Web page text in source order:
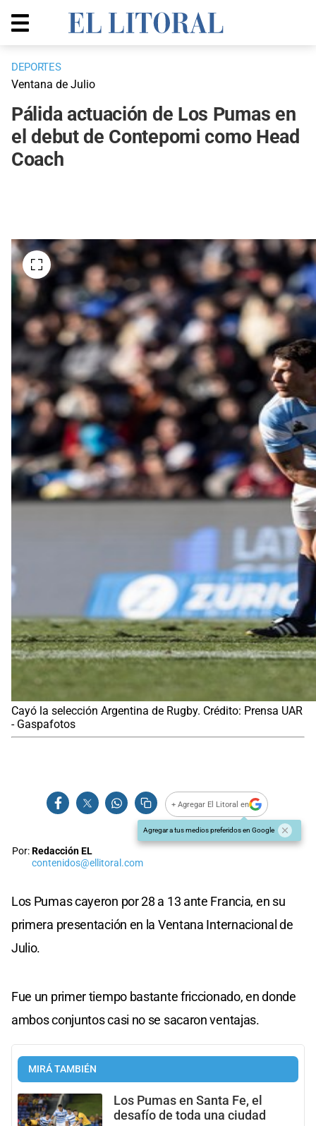
DEPORTES
Ventana de Julio
Pálida actuación de Los Pumas en
el debut de Contepomi como Head
Coach
Cayó la selección Argentina de Rugby. Crédito: Prensa UAR
- Gaspafotos
+ Agregar El Litoral en
Agregar a tus medios preferidos en Google
Por:Redacción EL
contenidos@ellitoral.com
Los Pumas cayeron por 28 a 13 ante Francia, en su
primera presentación en la Ventana Internacional de
Julio.
Fue un primer tiempo bastante friccionado, en donde
ambos conjuntos casi no se sacaron ventajas.
MIRÁ TAMBIÉN
Los Pumas en Santa Fe, el
desafío de toda una ciudad